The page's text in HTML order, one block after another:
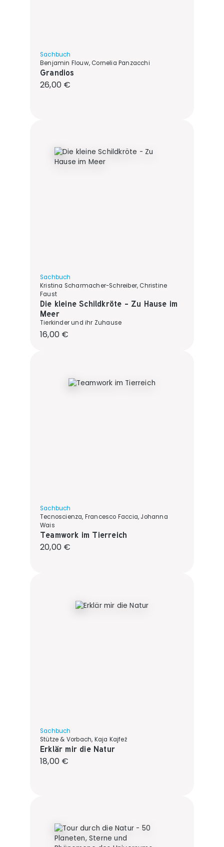
Sachbuch
Benjamin Flouw, Cornelia Panzacchi
Grandios
Regulärer Preis:
26,00 €
Sachbuch
Kristina Scharmacher-Schreiber, Christine
Faust
Die kleine Schildkröte - Zu Hause im
Meer
Tierkinder und ihr Zuhause
Regulärer Preis:
16,00 €
Sachbuch
Tecnoscienza, Francesco Faccia, Johanna
Wais
Teamwork im Tierreich
Regulärer Preis:
20,00 €
Sachbuch
Stütze & Vorbach, Kaja Kajfež
Erklär mir die Natur
Regulärer Preis:
18,00 €